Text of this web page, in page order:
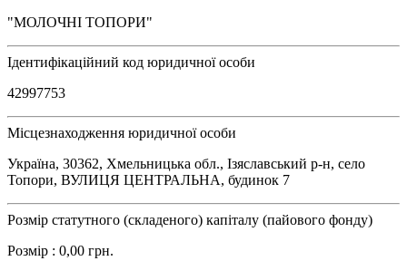
"МОЛОЧНІ ТОПОРИ"
Ідентифікаційний код юридичної особи
42997753
Місцезнаходження юридичної особи
Україна, 30362, Хмельницька обл., Ізяславський р-н, село
Топори, ВУЛИЦЯ ЦЕНТРАЛЬНА, будинок 7
Розмір статутного (складеного) капіталу (пайового фонду)
Розмір : 0,00 грн.